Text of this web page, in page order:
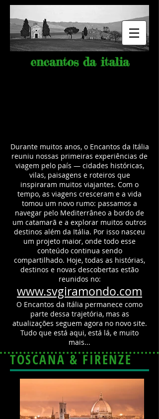
encantos da italia
Durante muitos anos, o Encantos da Itália
reuniu nossas primeiras experiências de
viagem pelo país — cidades históricas,
vilas, paisagens e roteiros que
inspiraram muitos viajantes. Com o
tempo, as viagens cresceram e a vida
tomou um novo rumo: passamos a
navegar pelo Mediterrâneo a bordo de
um catamarã e a explorar muitos outros
destinos além da Itália. Por isso nasceu
um projeto maior, onde todo esse
conteúdo continua sendo
compartilhado. Hoje, todas as histórias,
destinos e novas descobertas estão
reunidos no:
www.svgiramondo.com
O Encantos da Itália permanece como
parte dessa trajetória, mas as
atualizações seguem agora no novo site.
Tudo que está aqui, está lá, e muito
mais...
TOSCANA & FIRENZE